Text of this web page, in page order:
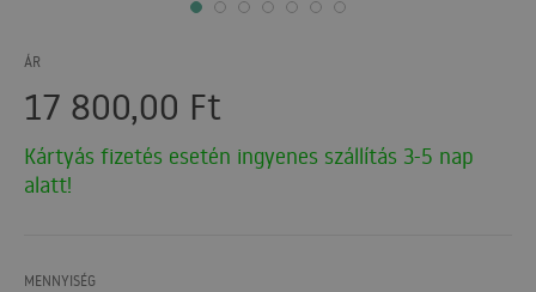
ÁR
17 800,00 Ft
Kártyás fizetés esetén ingyenes szállítás 3-5 nap
alatt!
MENNYISÉG